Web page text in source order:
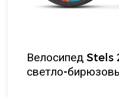
Велосипед
светло-